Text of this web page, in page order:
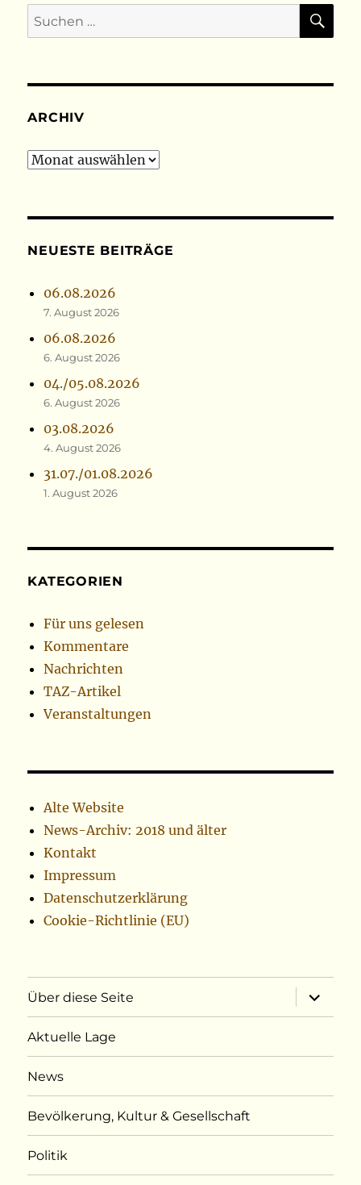
Suchen
nach:
ARCHIV
Archiv
NEUESTE BEITRÄGE
06.08.2026
7. August 2026
06.08.2026
6. August 2026
04./05.08.2026
6. August 2026
03.08.2026
4. August 2026
31.07./01.08.2026
1. August 2026
KATEGORIEN
Für uns gelesen
Kommentare
Nachrichten
TAZ-Artikel
Veranstaltungen
Alte Website
News-Archiv: 2018 und älter
Kontakt
Impressum
Datenschutzerklärung
Cookie-Richtlinie (EU)
Über diese Seite
öffnen
Aktuelle Lage
News
Bevölkerung, Kultur & Gesellschaft
Politik